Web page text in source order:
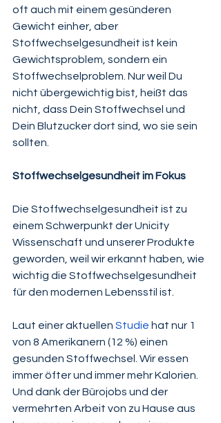
oft auch mit einem gesünderen
Gewicht einher, aber
Stoffwechselgesundheit ist kein
Gewichtsproblem, sondern ein
Stoffwechselproblem. Nur weil Du
nicht übergewichtig bist, heißt das
nicht, dass Dein Stoffwechsel und
Dein Blutzucker dort sind, wo sie sein
sollten.
Stoffwechselgesundheit im Fokus
Die Stoffwechselgesundheit ist zu
einem Schwerpunkt der Unicity
Wissenschaft und unserer Produkte
geworden, weil wir erkannt haben, wie
wichtig die Stoffwechselgesundheit
für den modernen Lebensstil ist.
Laut einer aktuellen Studie hat nur 1
von 8 Amerikanern (12 %) einen
gesunden Stoffwechsel. Wir essen
immer öfter und immer mehr Kalorien.
Und dank der Bürojobs und der
vermehrten Arbeit von zu Hause aus